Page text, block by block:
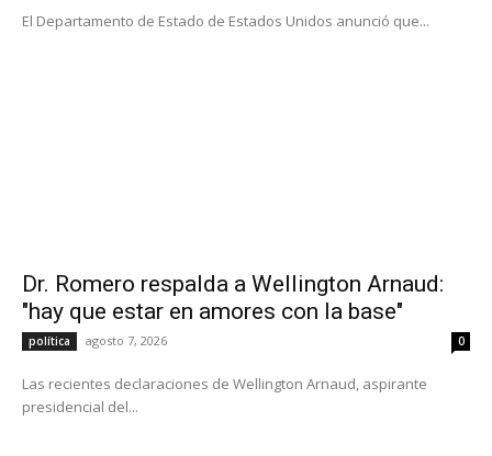
El Departamento de Estado de Estados Unidos anunció que...
Dr. Romero respalda a Wellington Arnaud:
"hay que estar en amores con la base"
política agosto 7, 2026 0
Las recientes declaraciones de Wellington Arnaud, aspirante
presidencial del...